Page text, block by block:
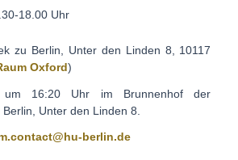
18.00 Uhr
zu Berlin, Unter den Linden 8, 10117
Oxford)
16:20 Uhr im Brunnenhof der
Unter den Linden 8.
berlin.de